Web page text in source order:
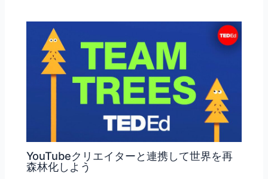
YouTubeクリエイターと連携して世界を再
森林化しよう